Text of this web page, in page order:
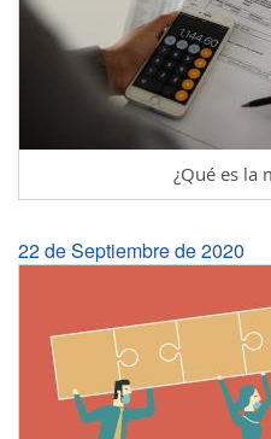
¿Qué es la
22 de Septiembre de 2020